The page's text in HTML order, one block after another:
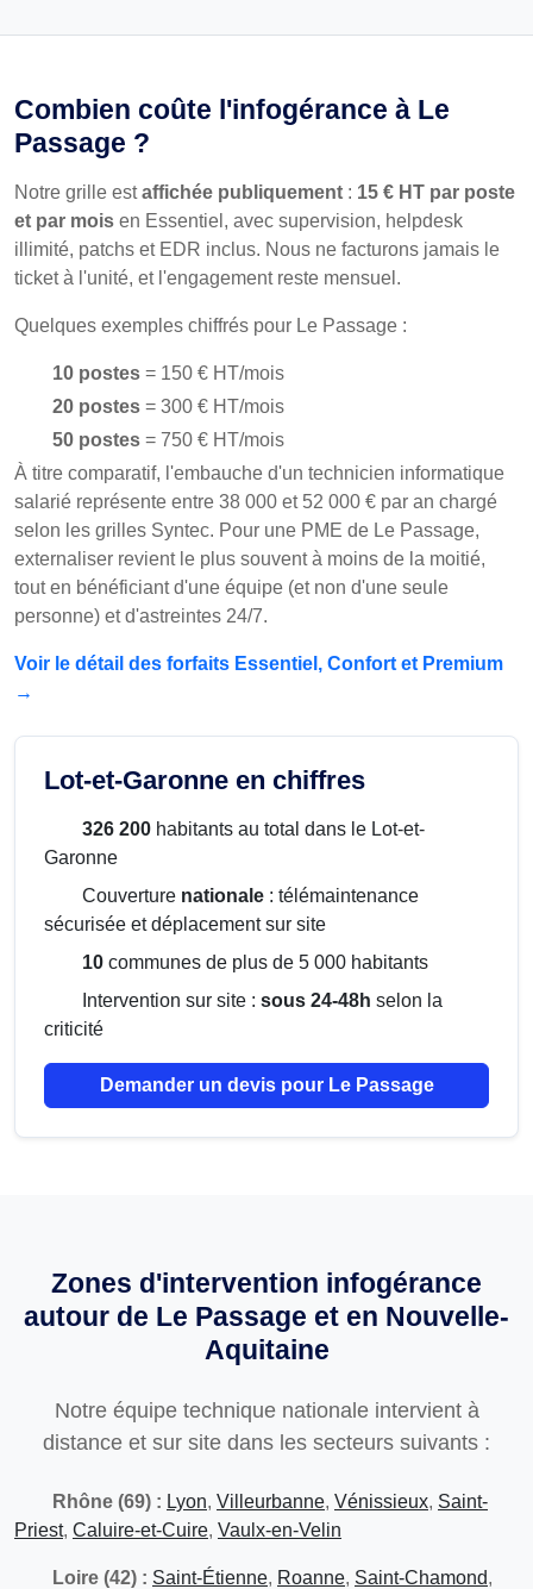
Combien coûte l'infogérance à Le
Passage ?
Notre grille estaffichée publiquement : 15 € HT par poste
et par mois en Essentiel, avec supervision, helpdesk
illimité, patchs et EDR inclus. Nous ne facturons jamais le
ticket à l'unité, et l'engagement reste mensuel.
Quelques exemples chiffrés pour Le Passage :
10 postes = 150 € HT/mois
20 postes = 300 € HT/mois
50 postes = 750 € HT/mois
À titre comparatif, l'embauche d'un technicien informatique
salarié représente entre 38 000 et 52 000 € par an chargé
selon les grilles Syntec. Pour une PME de Le Passage,
externaliser revient le plus souvent à moins de la moitié,
tout en bénéficiant d'une équipe (et non d'une seule
personne) et d'astreintes 24/7.
Voir le détail des forfaits Essentiel, Confort et Premium
→
Lot-et-Garonne en chiffres
326 200 habitants au total dans le Lot-et-
Garonne
Couverture nationale : télémaintenance
sécurisée et déplacement sur site
10 communes de plus de 5 000 habitants
Intervention sur site : sous 24-48h selon la
criticité
Demander un devis pour Le Passage
Zones d'intervention infogérance
autour de Le Passage et en Nouvelle-
Aquitaine
Notre équipe technique nationale intervient à
distance et sur site dans les secteurs suivants :
Rhône (69) : Lyon, Villeurbanne, Vénissieux, Saint-
Priest, Caluire-et-Cuire, Vaulx-en-Velin
Loire (42) : Saint-Étienne, Roanne, Saint-Chamond,